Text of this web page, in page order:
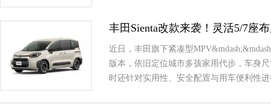
丰田Sienta改款来袭！灵活5/7座
近日，丰田旗下紧凑型
版本，依旧定位城市多孩家用代步，车身
时还针对实用性、安全配置与用车便利性